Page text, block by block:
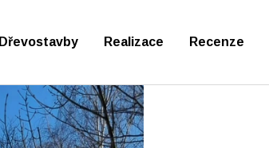
Dřevostavby Realizace Recenze